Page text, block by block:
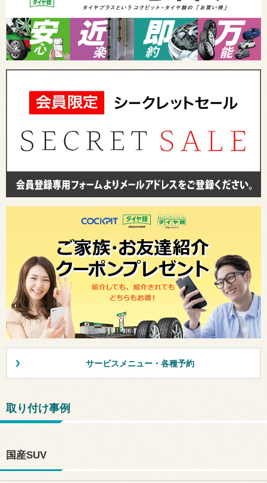
サービスメニュー・各種予約
取り付け事例
国産SUV